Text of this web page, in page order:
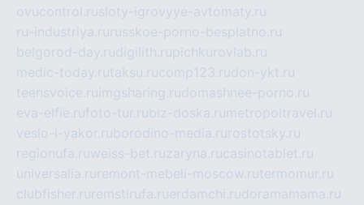
ovucontrol.rusloty-igrovyye-avtomaty.ru
ru-industriya.ru russkoe-porno-besplatno.ru
belgorod-day.rudigilith.rupichkurovlab.ru
medic-today.rutaksu.rucomp123.rudon-ykt.ru
teensvoice.ru imgsharing.rudomashnee-porno.ru
eva-elfie.rufoto-tur.rubiz-doska.ru metropoltravel.ru
veslo-i-yakor.ruborodino-media.ru rostotsky.ru
regionufa.ruweiss-bet.ruzaryna.rucasinotablet.ru
universalia.ru remont-mebeli-moscow.rutermomur.ru
clubfisher.ru remstirufa.ruerdamchi.rudoramamama.ru